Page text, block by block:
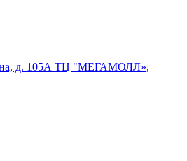
д. 105А ТЦ "МЕГАМОЛЛ»,